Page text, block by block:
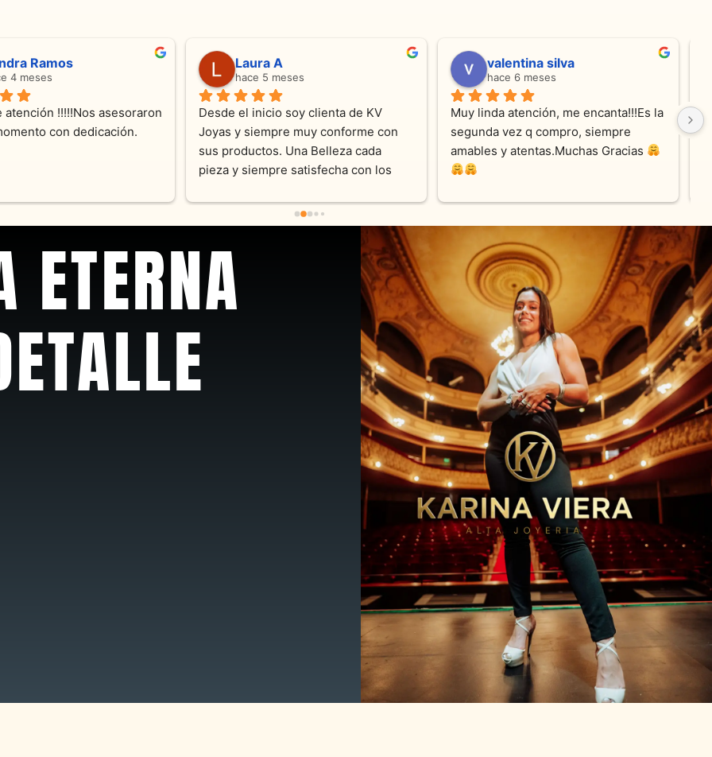
Ramos
4 meses
atención !!!!!Nos asesoraron
con dedicación.
Laura A
hace 5 meses
Desde el inicio soy clienta de KV
Joyas y siempre muy conforme con
sus productos. Una Belleza cada
pieza y siempre satisfecha con los
recomendable
valentina silva
hace 6 meses
Muy linda atención, me encanta!!!Es la
segunda vez q compro, siempre
amables y atentas.Muchas Gracias
ETERNA